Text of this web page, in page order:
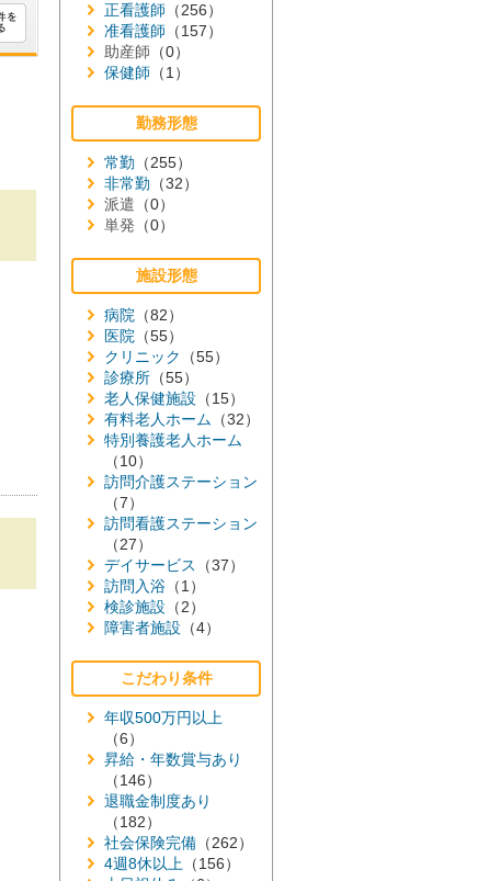
正看護師 （256）
准看護師 （157）
助産師 （0）
保健師 （1）
勤務形態
常勤 （255）
非常勤 （32）
派遣 （0）
単発 （0）
施設形態
病院 （82）
医院 （55）
クリニック
（55）
診療所 （55）
老人保健施設 （15）
有料老人ホーム （32）
特別養護老人ホーム
（10）
訪問介護ステーション
（7）
訪問看護ステーション
（27）
デイサービス
（37）
訪問入浴 （1）
検診施設 （2）
障害者施設 （4）
こだわり条件
年収500万円以上
（6）
昇給・年数賞与あり
（146）
退職金制度あり
（182）
社会保険完備 （262）
4週8休以上 （156）